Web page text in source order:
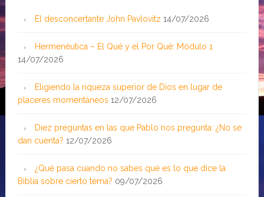
El desconcertante John Pavlovitz 14/07/2026
Hermenéutica – El Qué y el Por Qué: Módulo 1
14/07/2026
Eligiendo la riqueza superior de Dios en lugar de
placeres momentáneos 12/07/2026
Diez preguntas en las que Pablo nos pregunta: ¿No se
dan cuenta? 12/07/2026
¿Qué pasa cuando no sabes qué es lo que dice la
Biblia sobre cierto tema? 09/07/2026